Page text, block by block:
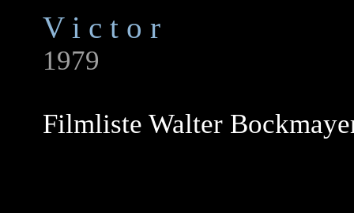
V i c t o r
1979
Filmliste Walter